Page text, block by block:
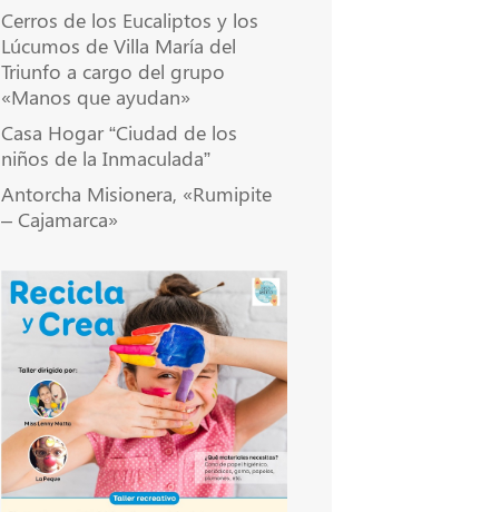
Cerros de los Eucaliptos y los
Lúcumos de Villa María del
Triunfo a cargo del grupo
«Manos que ayudan»
Casa Hogar “Ciudad de los
niños de la Inmaculada”
Antorcha Misionera, «Rumipite
– Cajamarca»